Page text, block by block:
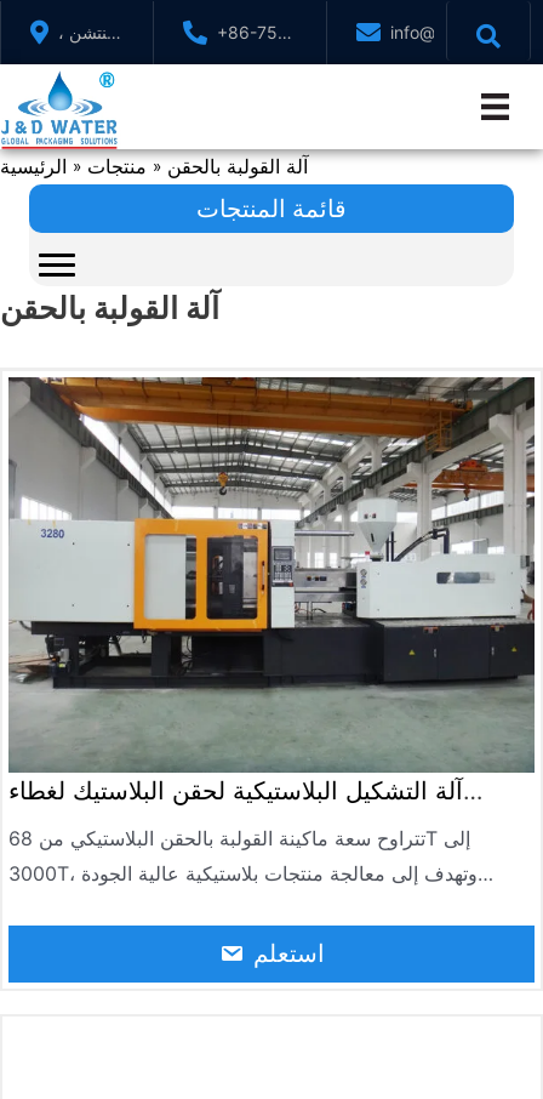
شنتشن ،
قوانغدونغ
، الصين
+86-755-
88321071
info@jndwater.com
الرئيسية » منتجات » آلة القولبة بالحقن
قائمة المنتجات
آلة القولبة بالحقن
آلة التشكيل البلاستيكية لحقن البلاستيك لغطاء
الزجاجة المسبق
تتراوح سعة ماكينة القولبة بالحقن البلاستيكي من 68T إلى
3000T، وتهدف إلى معالجة منتجات بلاستيكية عالية الجودة
استعلم